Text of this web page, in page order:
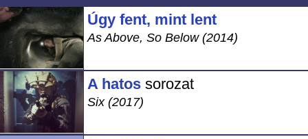
Úgy fent, mint lent
As Above, So Below (2014)
A hatos sorozat
Six (2017)